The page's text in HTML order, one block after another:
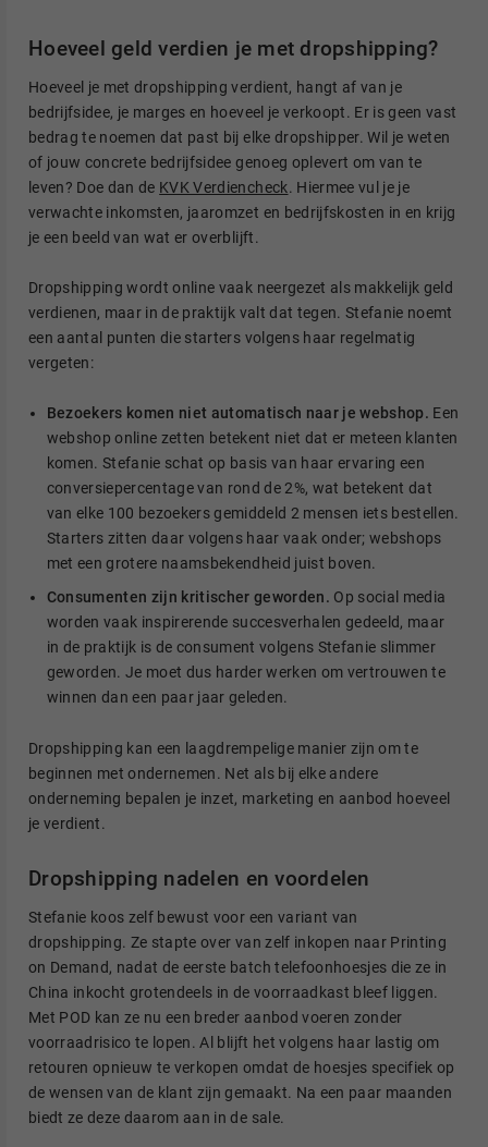
Hoeveel geld verdien je met dropshipping?
Hoeveel je met dropshipping verdient, hangt af van je
bedrijfsidee, je marges en hoeveel je verkoopt. Er is geen vast
bedrag te noemen dat past bij elke dropshipper. Wil je weten
of jouw concrete bedrijfsidee genoeg oplevert om van te
leven? Doe dan de KVK Verdiencheck. Hiermee vul je je
verwachte inkomsten, jaaromzet en bedrijfskosten in en krijg
je een beeld van wat er overblijft.
Dropshipping wordt online vaak neergezet als makkelijk geld
verdienen, maar in de praktijk valt dat tegen. Stefanie noemt
een aantal punten die starters volgens haar regelmatig
vergeten:
Bezoekers komen niet automatisch naar je webshop. Een
webshop online zetten betekent niet dat er meteen klanten
komen. Stefanie schat op basis van haar ervaring een
conversiepercentage van rond de 2%, wat betekent dat
van elke 100 bezoekers gemiddeld 2 mensen iets bestellen.
Starters zitten daar volgens haar vaak onder; webshops
met een grotere naamsbekendheid juist boven.
Consumenten zijn kritischer geworden. Op social media
worden vaak inspirerende succesverhalen gedeeld, maar
in de praktijk is de consument volgens Stefanie slimmer
geworden. Je moet dus harder werken om vertrouwen te
winnen dan een paar jaar geleden.
Dropshipping kan een laagdrempelige manier zijn om te
beginnen met ondernemen. Net als bij elke andere
onderneming bepalen je inzet, marketing en aanbod hoeveel
je verdient.
Dropshipping nadelen en voordelen
Stefanie koos zelf bewust voor een variant van
dropshipping. Ze stapte over van zelf inkopen naar Printing
on Demand, nadat de eerste batch telefoonhoesjes die ze in
China inkocht grotendeels in de voorraadkast bleef liggen.
Met POD kan ze nu een breder aanbod voeren zonder
voorraadrisico te lopen. Al blijft het volgens haar lastig om
retouren opnieuw te verkopen omdat de hoesjes specifiek op
de wensen van de klant zijn gemaakt. Na een paar maanden
biedt ze deze daarom aan in de sale.